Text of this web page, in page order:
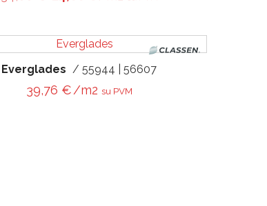
Everglades / 55944 | 56607
39,76 €/m2 su PVM